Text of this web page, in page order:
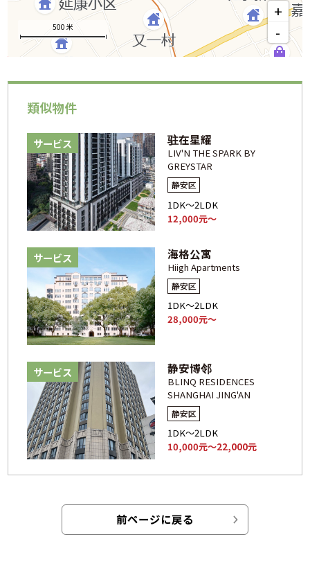
500 米
+
-
類似物件
サービス 驻在星耀
LIV'N THE SPARK BY
GREYSTAR
静安区
1DK～2LDK
12,000元～
サービス 海格公寓
Hiigh Apartments
静安区
1DK～2LDK
28,000元～
サービス 静安博邻
BLINQ RESIDENCES
SHANGHAI JING'AN
静安区
1DK～2LDK
10,000元～22,000元
前ページに戻る